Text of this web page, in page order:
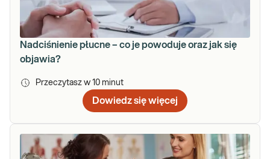
Nadciśnienie płucne – co je powoduje oraz jak się
objawia?
Przeczytasz w 10 minut
Dowiedz się więcej